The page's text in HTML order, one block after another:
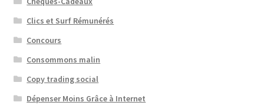
Clics et Surf Rémunérés
Concours
Consommons malin
Copy trading social
Dépenser Moins Grâce à Internet